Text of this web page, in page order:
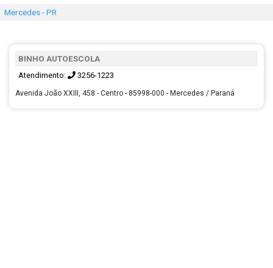
Mercedes - PR
BINHO AUTOESCOLA
Atendimento: 3256-1223
Avenida João XXIII, 458 - Centro - 85998-000 - Mercedes / Paraná